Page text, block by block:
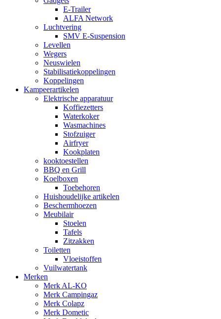
E-Trailer
ALFA Network
Luchtvering
SMV E-Suspension
Levellen
Wegers
Neuswielen
Stabilisatiekoppelingen
Koppelingen
Kampeerartikelen
Elektrische apparatuur
Koffiezetters
Waterkoker
Wasmachines
Stofzuiger
Airfryer
Kookplaten
kooktoestellen
BBQ en Grill
Koelboxen
Toebehoren
Huishoudelijke artikelen
Beschermhoezen
Meubilair
Stoelen
Tafels
Zitzakken
Toiletten
Vloeistoffen
Vuilwatertank
Merken
Merk AL-KO
Merk Campingaz
Merk Colapz
Merk Dometic